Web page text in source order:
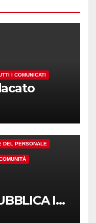
I COMUNICATI
DEL PERSONALE
I